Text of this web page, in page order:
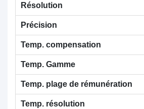
Résolution
Précision
Temp. compensation
Temp. Gamme
Temp. plage de rémunération
Temp. résolution